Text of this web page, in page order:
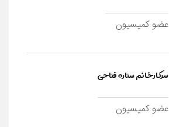
عضو کمیسیون
سرکارخانم ستاره فتاحی
عضو کمیسیون